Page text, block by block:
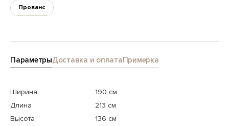
Прованс
ПараметрыДоставка и оплатаПримерка
Ширина
190 см
Длина
213 см
Высота
136 см